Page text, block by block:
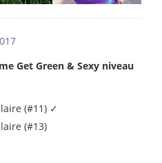
Get Green & Sexy niveau
(#11) ✓
(#13)